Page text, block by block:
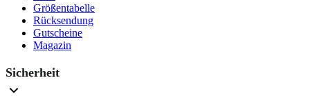
Größentabelle
Rücksendung
Gutscheine
Magazin
Sicherheit